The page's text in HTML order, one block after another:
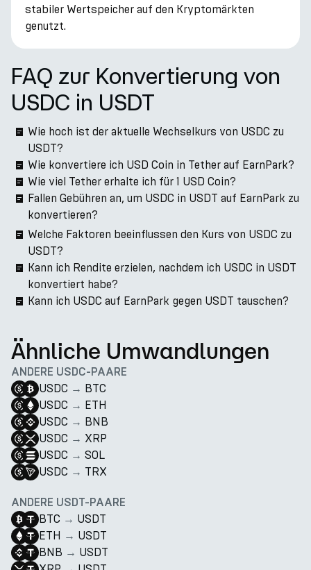
stabiler Wertspeicher auf den Kryptomärkten
genutzt.
FAQ zur Konvertierung von
USDC in USDT
Wie hoch ist der aktuelle Wechselkurs von USDC zu
USDT?
Wie konvertiere ich USD Coin in Tether auf EarnPark?
Wie viel Tether erhalte ich für 1 USD Coin?
Fallen Gebühren an, um USDC in USDT auf EarnPark zu
konvertieren?
Welche Faktoren beeinflussen den Kurs von USDC zu
USDT?
Kann ich Rendite erzielen, nachdem ich USDC in USDT
konvertiert habe?
Kann ich USDC auf EarnPark gegen USDT tauschen?
Ähnliche Umwandlungen
ANDERE USDC-PAARE
USDC → BTC
USDC → ETH
USDC → BNB
USDC → XRP
USDC → SOL
USDC → TRX
ANDERE USDT-PAARE
BTC → USDT
ETH → USDT
BNB → USDT